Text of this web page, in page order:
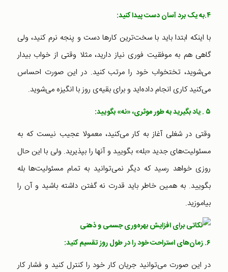
۴.به یک برد آسان دست پیدا کنید:
با اینکه ابتدا باید با سخت‌ترین کارها دست و پنجه نرم کنید، ولی
گاهی هم به موفقیت فوری نیاز دارید، مثلا وقتی از خواب بیدار
می‌شوید، تختخواب خود را مرتب کنید. در این صورت احساس
می‌کنید کاری انجام داده‌اید و برای بقیه‌ی روز با انگیزه می‌شوید.
۵ . یاد بگیرید به طور موثری، «نه» بگویید:
وقتی در شغلی آغاز به کار می‌کنید، معمولا عجیب نیست که به
مسئولیت‌های جدید «بله» بگویید و آنها را بپذیرید. ولی با این حال
روزی خواهد رسید که دیگر نمی‌توانید به تمام مسئولیت‌ها بله
بگویید. به همین خاطر باید قدرت نه گفتن داشته باشید و آن را
بیاموزید.
۶. زمان‌های استراحت خود را در طول روز تقسیم کنید:
در این صورت می‌توانید جریان کار خود را کنترل کنید و فشار کار